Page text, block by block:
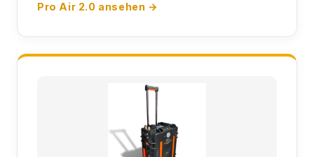
Pro Air 2.0 ansehen →